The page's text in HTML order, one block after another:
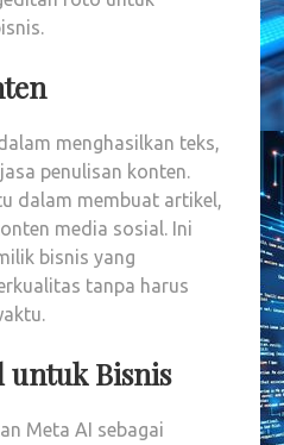
.
menghasilkan teks,
penulisan konten.
dalam membuat artikel,
media sosial. Ini
bisnis yang
tanpa harus
untuk Bisnis
Meta AI sebagai